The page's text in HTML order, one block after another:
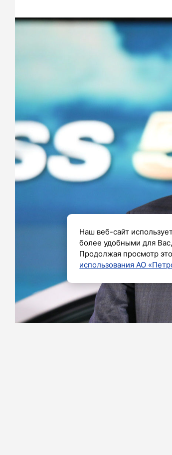
Наш веб-сайт
более удобными для
Продолжая просмотр
использования АО